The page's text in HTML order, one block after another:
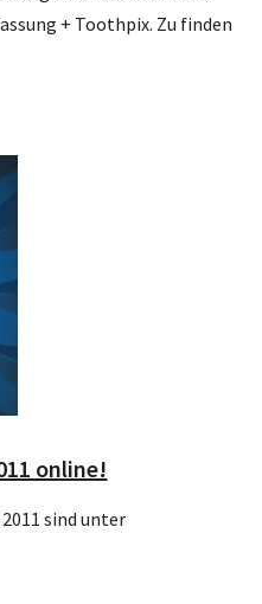
+ Toothpix. Zu finden
online!
sind unter